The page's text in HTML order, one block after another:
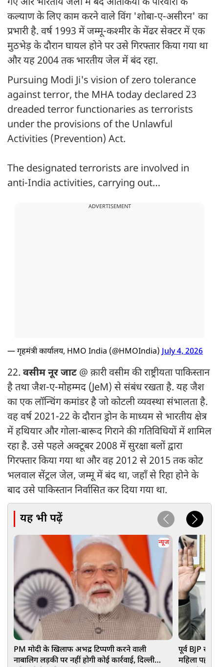
कल्याण के लिए काम करने वाले विंग 'शोबा-ए-असीरन' का
प्रभारी है. वर्ष 1993 में जम्मू-कश्मीर के मेंढर सेक्टर में एक
मुठभेड़ के दौरान घायल होने पर उसे गिरफ्तार किया गया था
और यह 2004 तक भारतीय जेल में बंद रहा.
Pursuing Modi Ji's vision of zero tolerance
against terror, the MHA today declared 23
dreaded terror functionaries as terrorists
under the provisions of the Unlawful
Activities (Prevention) Act.
The designated terrorists are involved in
anti-India activities, carrying out…
ADVERTISEMENT
— गृहमंत्री कार्यालय, HMO India (@HMOIndia)July 4, 2026
22. वसीम नूर जाट @ क़ारी वसीम की राष्ट्रीयता पाकिस्तान
है तथा जैश-ए-मोहम्मद (JeM) से संबंध रखता है. यह जैश
का एक लॉन्चिंग कमांडर है जो कोटली व्यवस्था संभालता है.
वह वर्ष 2021-22 के दौरान ड्रोन के माध्यम से भारतीय क्षेत्र
में हथियार और गोला-बारूद गिराने की गतिविधियों में शामिल
रहा है. उसे पहले अक्टूबर 2008 में सुरक्षा बलों द्वारा
गिरफ्तार किया गया था और वह 2012 से 2015 तक कोट
भलवाल सेंट्रल जेल, जम्मू में बंद था, जहाँ से रिहा होने के
बाद उसे पाकिस्तान निर्वासित कर दिया गया था.
यह भी पढ़ें
न्यूज
PM मोदी के खिलाफ अभद्र टिप्पणी करने वाली
नाबालिग लड़की पर नहीं होगी कोई कार्रवाई, दिल्ली
पूर्व BJP
महिला